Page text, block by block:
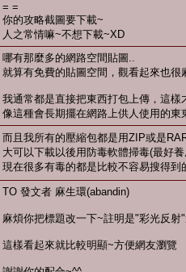
= =
你的攻略截圖要下載~
人之常情嘛~不想下載~XD
哪有那麼多的網路空間貼圖..
就算有免費的貼圖空間，觀看起來也很
我通常都是直接把東西打包上傳，這樣
像這種會長期擺在網路上供人使用的
而且我所有的壓縮包都是用ZIP或是
大可以下載以後用防毒軟體掃毒(最好
現在很多有毒的都是比較不容易搜得
TO 發文者 麻生環(abandin)
麻煩你把標題改一下~註明是"彩光反射
這樣看起來就比較明顯~方便網友瀏覽